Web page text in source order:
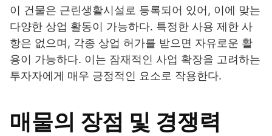
이 건물은 근린생활시설로 등록되어 있어, 이에 맞는
다양한 상업 활동이 가능하다. 특정한 사용 제한 사
항은 없으며, 각종 상업 허가를 받으면 자유로운 활
용이 가능하다. 이는 잠재적인 사업 확장을 고려하는
투자자에게 매우 긍정적인 요소로 작용한다.
매물의 장점 및 경쟁력